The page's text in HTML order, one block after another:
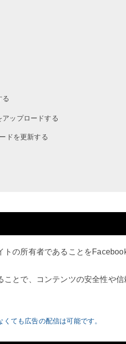
る
ップロードする
ドを更新する
の所有者であることを
とで、コンテンツの安全性や
ても広告の配信は可能です。